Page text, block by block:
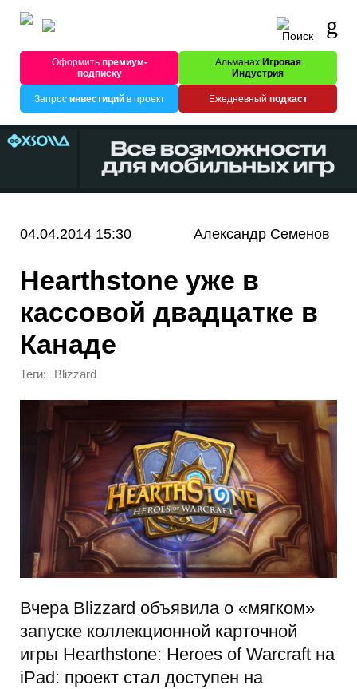
Оформитьпремиум-
подписку
Альманах Игровая
Индустрия
Запрос инвестицийв проект Ежедневный подкаст
04.04.2014 15:30 Александр Семенов
Hearthstone уже в
кассовой двадцатке в
Канаде
Теги: Blizzard
Вчера Blizzard объявила о «мягком»
запуске коллекционной карточной
игры Hearthstone: Heroes of Warcraft на
iPad: проект стал доступен на